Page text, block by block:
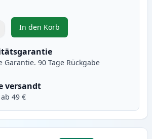
Tasten, um anzupassen
In den Korb
, Canon PGI-2500XLM magenta
Garantie. 90 Tage Rückgabe
versandt
49 €